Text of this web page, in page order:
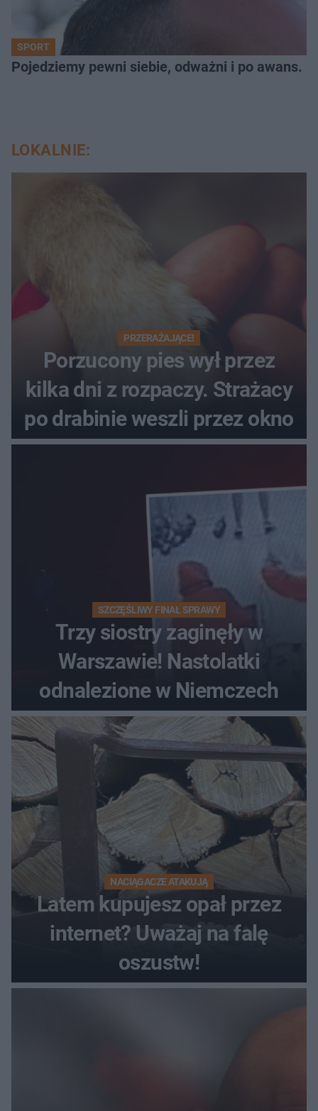
SPORT
Pojedziemy pewni siebie, odważni i po awans.
LOKALNIE:
PRZERAŻAJĄCE!
Porzucony pies wył przez
kilka dni z rozpaczy. Strażacy
po drabinie weszli przez okno
SZCZĘŚLIWY FINAŁ SPRAWY
Trzy siostry zaginęły w
Warszawie! Nastolatki
odnalezione w Niemczech
NACIĄGACZE ATAKUJĄ
Latem kupujesz opał przez
internet? Uważaj na falę
oszustw!